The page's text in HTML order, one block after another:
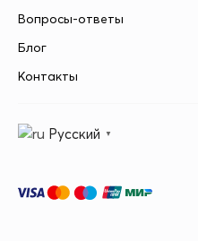
Вопросы-ответы
Блог
Контакты
Русский ▼